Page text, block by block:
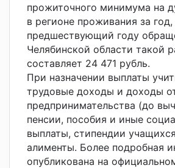
прожиточного минимума на
в регионе проживания за год,
предшествующий году
Челябинской области такой
составляет 24 471 рубль.
При назначении выплаты
трудовые доходы и доходы
предпринимательства (до
пенсии, пособия и иные
выплаты, стипендии
алименты. Более подробная
опубликована на